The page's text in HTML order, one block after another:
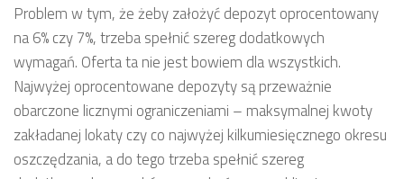
Problem w tym, że żeby założyć depozyt oprocentowany
na 6% czy 7%, trzeba spełnić szereg dodatkowych
wymagań. Oferta ta nie jest bowiem dla wszystkich.
Najwyżej oprocentowane depozyty są przeważnie
obarczone licznymi ograniczeniami – maksymalnej kwoty
zakładanej lokaty czy co najwyżej kilkumiesięcznego okresu
oszczędzania, a do tego trzeba spełnić szereg